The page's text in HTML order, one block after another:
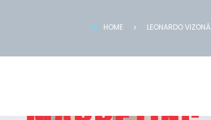
HOME LEONARDO VIZONÁ